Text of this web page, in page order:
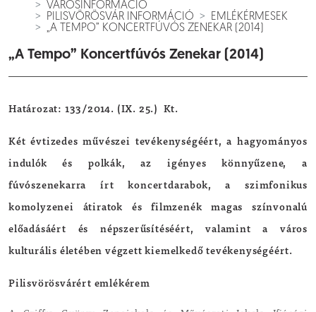
VÁROSINFORMÁCIÓ
PILISVÖRÖSVÁR INFORMÁCIÓ
EMLÉKÉRMESEK
„A TEMPO” KONCERTFÚVÓS ZENEKAR (2014)
„A Tempo” Koncertfúvós Zenekar (2014)
Határozat: 133/2014. (IX. 25.) Kt.
Két évtizedes művészei tevékenységéért, a hagyományos
indulók és polkák, az igényes könnyűzene, a
fúvószenekarra írt koncertdarabok, a szimfonikus
komolyzenei átiratok és filmzenék magas színvonalú
előadásáért és népszerűsítéséért, valamint a város
kulturális életében végzett kiemelkedő tevékenységéért.
Pilisvörösvárért emlékérem